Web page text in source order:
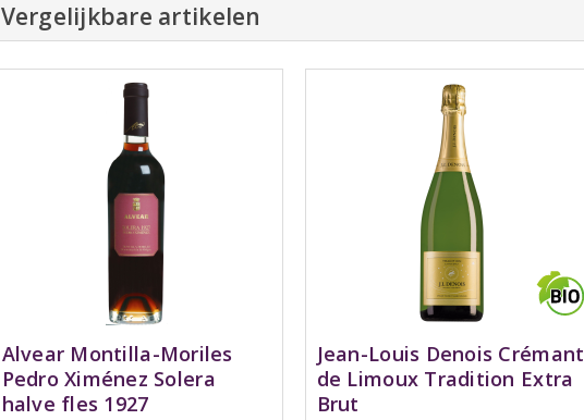
Vergelijkbare artikelen
Alvear Montilla-Moriles
Pedro Ximénez Solera
halve fles 1927
Jean-Louis Denois Crémant
de Limoux Tradition Extra
Brut